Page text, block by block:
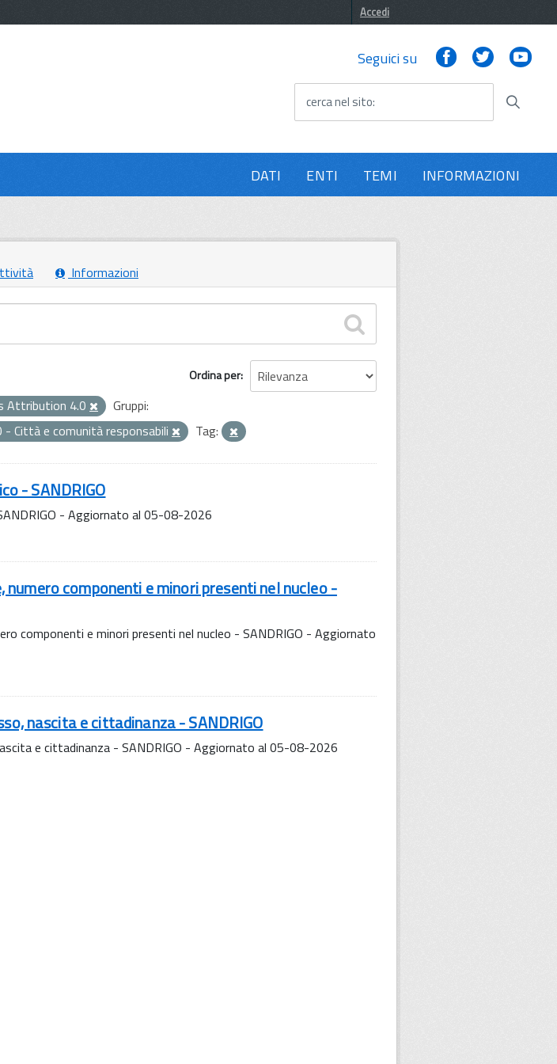
Accedi
Seguici su FacebookTwitter
cerca nel sito
DATI ENTI TEMI INFORMAZIONI
Informazioni
Ordina per
Attribution 4.0
Gruppi:
- Città e comunità responsabili Tag:
- SANDRIGO
- Aggiornato al 05-08-2026
numero componenti e minori presenti nel nucleo -
componenti e minori presenti nel nucleo - SANDRIGO - Aggiornato
nascita e cittadinanza - SANDRIGO
e cittadinanza - SANDRIGO - Aggiornato al 05-08-2026